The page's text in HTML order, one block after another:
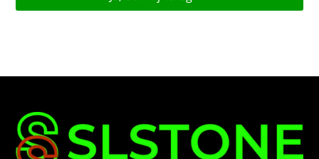
o
m
r